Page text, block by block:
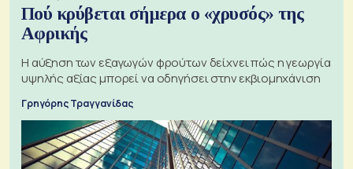
Πού κρύβεται σήμερα ο «χρυσός» της
Αφρικής
Η αύξηση των εξαγωγών φρούτων δείχνει πώς η γεωργία
υψηλής αξίας μπορεί να οδηγήσει στην εκβιομηχάνιση
Γρηγόρης Τραγγανίδας